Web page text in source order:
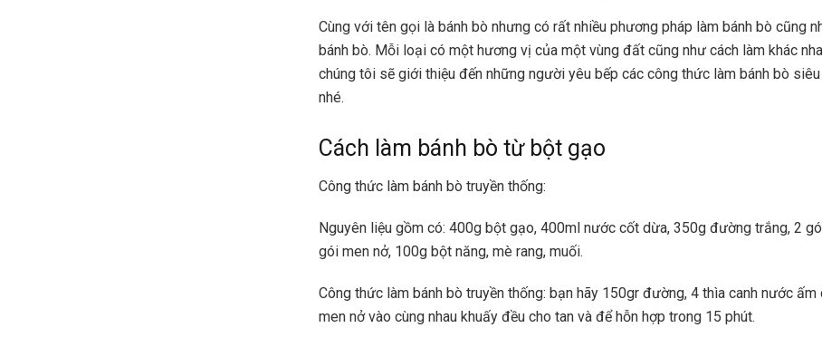
Cùng với tên gọi là bánh bò nhưng có rất nhiều phương pháp làm bánh bò cũng
bánh bò. Mỗi loại có một hương vị của một vùng đất cũng như cách làm khác
chúng tôi sẽ giới thiệu đến những người yêu bếp các công thức làm bánh bò
nhé.
Cách làm bánh bò từ bột gạo
Công thức làm bánh bò truyền thống:
Nguyên liệu gồm có: 400g bột gạo, 400ml nước cốt dừa, 350g đường trắng, 2
gói men nở, 100g bột năng, mè rang, muối.
Công thức làm bánh bò truyền thống: bạn hãy 150gr đường, 4 thìa canh nước ấm
men nở vào cùng nhau khuấy đều cho tan và để hỗn hợp trong 15 phút.